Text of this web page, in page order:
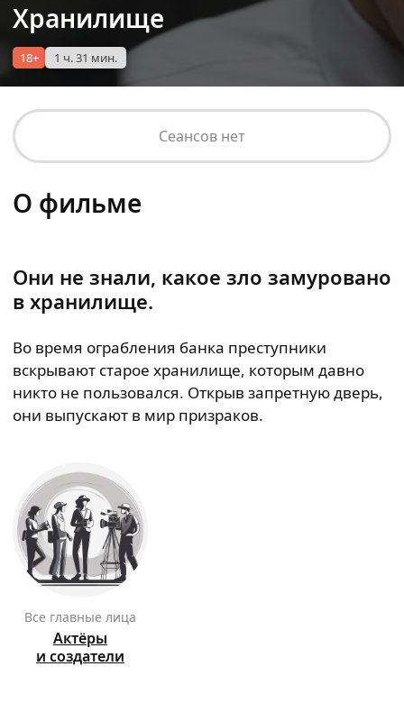
Хранилище
18+ 1 ч. 31 мин.
Сеансов нет
О фильме
Они не знали, какое зло замуровано
в хранилище.
Во время ограбления банка преступники
вскрывают старое хранилище, которым давно
никто не пользовался. Открыв запретную дверь,
они выпускают в мир призраков.
Все главные лица
Актёры
и создатели